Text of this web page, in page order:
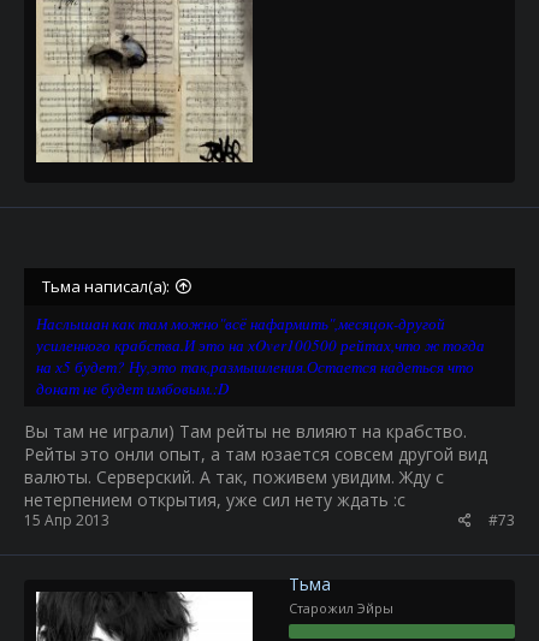
Тьма написал(а):
Наслышан как там можно"всё нафармить",месяцок-другой
усиленного крабства.И это на хOver100500 рейтах,что ж тогда
на х5 будет? Ну,это так,размышления.Остается надеться что
донат не будет имбовым.:D
Вы там не играли) Там рейты не влияют на крабство.
Рейты это онли опыт, а там юзается совсем другой вид
валюты. Серверский. А так, поживем увидим. Жду с
нетерпением открытия, уже сил нету ждать :с
15 Апр 2013 #73
Тьма
Старожил Эйры